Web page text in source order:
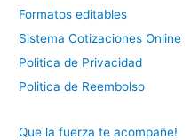
Formatos editables
Sistema Cotizaciones Online
Politica de Privacidad
Politica de Reembolso
Que la fuerza te acompañe!